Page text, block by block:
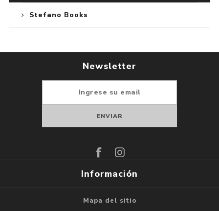
Stefano Books
Newsletter
Información
Mapa del sitio